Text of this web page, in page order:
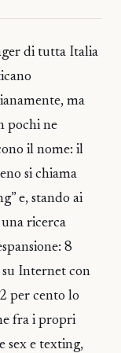
di tutta Italia
ma
pochi ne
il nome: il
si chiama
e, stando ai
ricerca
8
Internet con
per cento lo
fra i propri
sex e texting,